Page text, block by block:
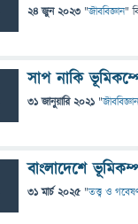
24 জুন 2023 "জীববিজ্ঞান"
সাপ নাকি
31 জানুয়ারি 2021 "জীববিজ্ঞান
বাংলাদেশে
31 মার্চ 2025 "তত্ত্ব ও